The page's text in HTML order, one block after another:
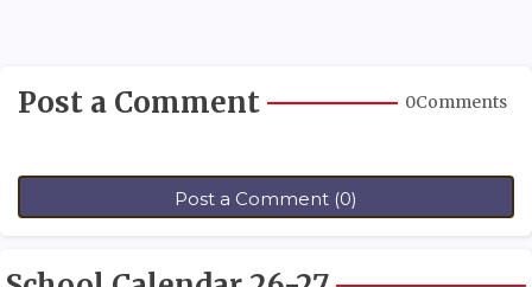
Post a Comment 0Comments
Post a Comment (0)